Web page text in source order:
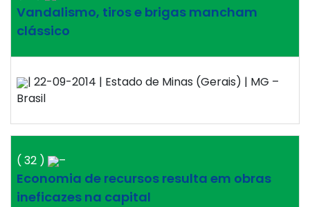
Vandalismo, tiros e brigas mancham
clássico
| 22-09-2014 | Estado de Minas (Gerais) | MG –
Brasil
( 32 ) –
Economia de recursos resulta em obras
ineficazes na capital